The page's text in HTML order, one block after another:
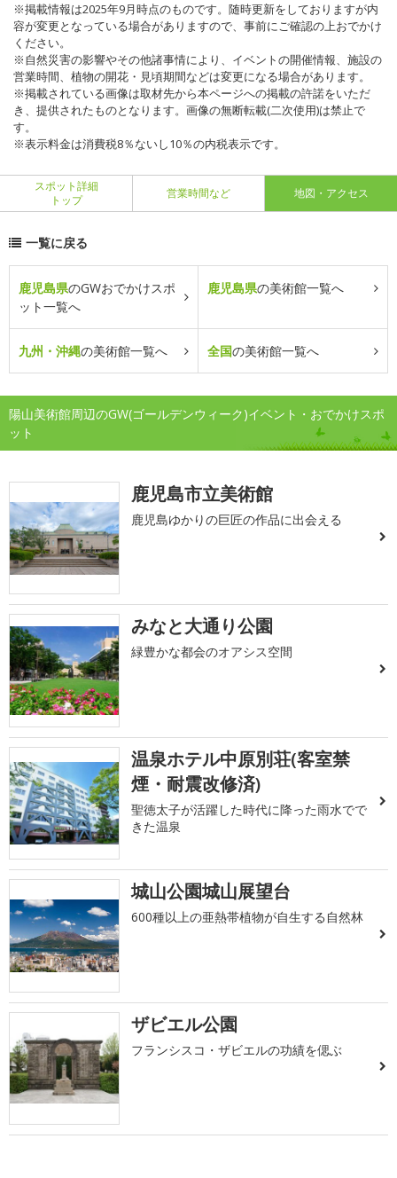
※掲載情報は2025年9月時点のものです。随時更新をしておりますが内
容が変更となっている場合がありますので、事前にご確認の上おでかけ
ください。
※自然災害の影響やその他諸事情により、イベントの開催情報、施設の
営業時間、植物の開花・見頃期間などは変更になる場合があります。
※掲載されている画像は取材先から本ページへの掲載の許諾をいただ
き、提供されたものとなります。画像の無断転載(二次使用)は禁止で
す。
※表示料金は消費税8％ないし10％の内税表示です。
スポット詳細
トップ
営業時間など 地図・アクセス
一覧に戻る
鹿児島県のGWおでかけスポ
ット一覧へ
鹿児島県の美術館一覧へ
九州・沖縄の美術館一覧へ 全国の美術館一覧へ
陽山美術館周辺のGW(ゴールデンウィーク)イベント・おでかけスポ
ット
鹿児島市立美術館
鹿児島ゆかりの巨匠の作品に出会える
みなと大通り公園
緑豊かな都会のオアシス空間
温泉ホテル中原別荘(客室禁
煙・耐震改修済)
聖徳太子が活躍した時代に降った雨水でで
きた温泉
城山公園城山展望台
600種以上の亜熱帯植物が自生する自然林
ザビエル公園
フランシスコ・ザビエルの功績を偲ぶ